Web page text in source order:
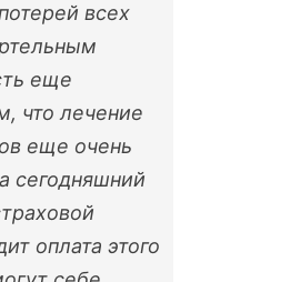
всех
еще
что лечение
еще очень
сегодняшний
оплата этого